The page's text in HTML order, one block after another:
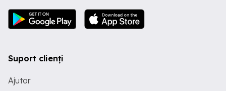
Suport clienți
Ajutor